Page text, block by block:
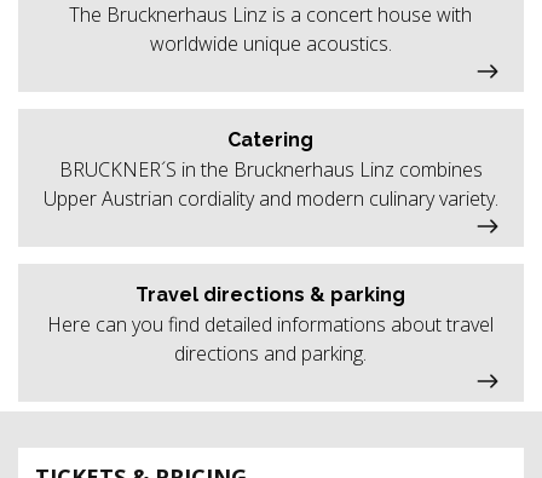
The Brucknerhaus Linz is a concert house with
worldwide unique acoustics.
Catering
BRUCKNER´S in the Brucknerhaus Linz combines
Upper Austrian cordiality and modern culinary variety.
Travel directions & parking
Here can you find detailed informations about travel
directions and parking.